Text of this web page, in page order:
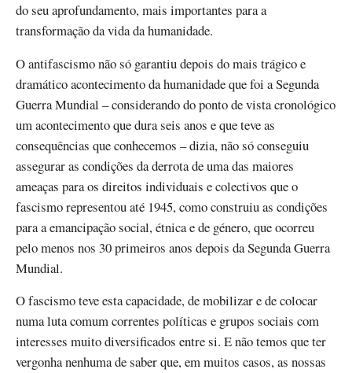
do seu aprofundamento, mais importantes para a
transformação da vida da humanidade.
O antifascismo não só garantiu depois do mais trágico e
dramático acontecimento da humanidade que foi a Segunda
Guerra Mundial – considerando do ponto de vista cronológico
um acontecimento que dura seis anos e que teve as
consequências que conhecemos – dizia, não só conseguiu
assegurar as condições da derrota de uma das maiores
ameaças para os direitos individuais e colectivos que o
fascismo representou até 1945, como construiu as condições
para a emancipação social, étnica e de género, que ocorreu
pelo menos nos 30 primeiros anos depois da Segunda Guerra
Mundial.
O fascismo teve esta capacidade, de mobilizar e de colocar
numa luta comum correntes políticas e grupos sociais com
interesses muito diversificados entre si. E não temos que ter
vergonha nenhuma de saber que, em muitos casos, as nossas